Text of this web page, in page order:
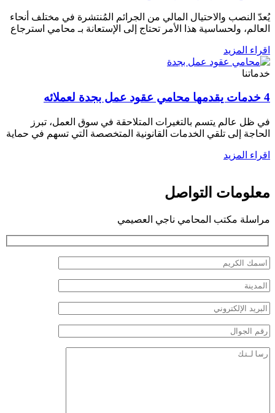
يُعدّ النصب والاحتيال المالي من الجرائم المُنتشرة في مختلف أنحاء
العالم، ولحساسية هذا الأمر تحتاج إلى الإستعانة بـ محامي استرجاع
اقراء المزيد
خدماتنا
4 خدمات يقدمها محامي عقود عمل بجدة لعملائه
في ظل عالم يتسم بالتغيرات المتلاحقة في سوق العمل، تبرز
الحاجة إلى تلقي الخدمات القانونية المتخصصة التي تسهم في حماية
اقراء المزيد
معلومات التواصل
مراسلة مكتب المحامي ناجي العصيمي